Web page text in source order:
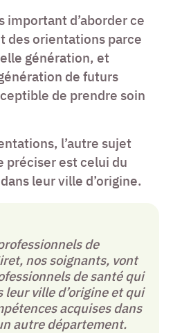
important d’aborder ce
des orientations parce
génération, et
de futurs
de prendre soin
l’autre sujet
préciser est celui du
leur ville d’origine.
de
nos soignants, vont
de santé qui
ville d’origine et qui
acquises dans
autre département.